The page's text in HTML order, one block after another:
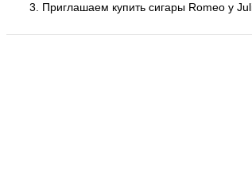
Приглашаем купить сигары Romeo y